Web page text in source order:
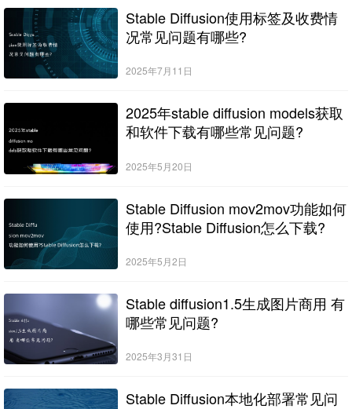
Stable Diffusion使用标签及收费情
况常见问题有哪些?
2025年7月11日
2025年stable diffusion models获取
和软件下载有哪些常见问题?
2025年5月20日
Stable Diffusion mov2mov功能如何
使用?Stable Diffusion怎么下载?
2025年5月2日
Stable diffusion1.5生成图片商用 有
哪些常见问题?
2025年3月31日
Stable Diffusion本地化部署常见问